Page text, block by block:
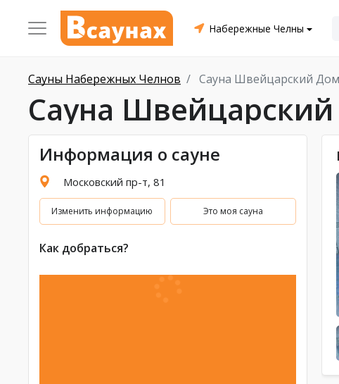
Набережные Челны
Сауны Набережных Челнов Сауна Швейцарский Дом
Сауна
Информация о сауне
Московский пр-т, 81
Изменить информацию Это моя сауна
Как добраться?